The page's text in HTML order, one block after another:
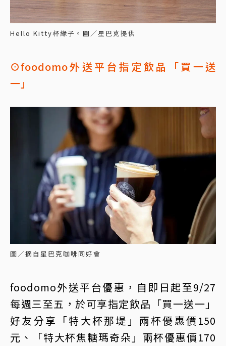
Hello Kitty杯緣子。圖／星巴克提供
⊙foodomo外送平台指定飲品「買一送
一」
圖／摘自星巴克咖啡同好會
foodomo外送平台優惠，自即日起至9/27
每週三至五，於可享指定飲品「買一送一」
好友分享「特大杯那堤」兩杯優惠價150
元、「特大杯焦糖瑪奇朵」兩杯優惠價170